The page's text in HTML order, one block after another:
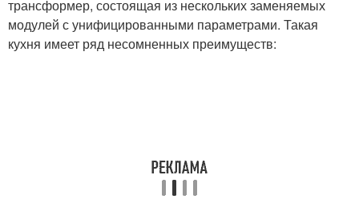
трансформер, состоящая из нескольких заменяемых
модулей с унифицированными параметрами. Такая
кухня имеет ряд несомненных преимуществ: